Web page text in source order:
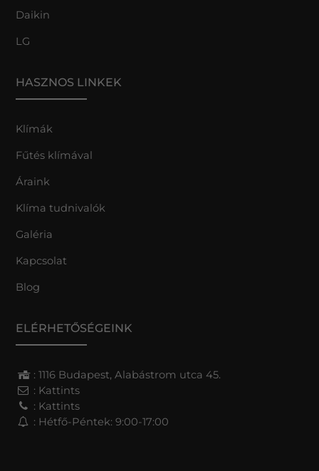
Daikin
LG
HASZNOS LINKEK
Klímák
Fűtés klímával
Áraink
Klíma tudnivalók
Galéria
Kapcsolat
Blog
ELÉRHETŐSÉGEINK
: 1116 Budapest, Alabástrom utca 45.
: Kattints
: Kattints
: Hétfő-Péntek: 9:00-17:00